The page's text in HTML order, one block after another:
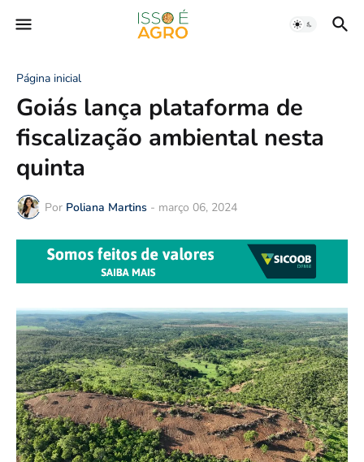
Página inicial
Goiás lança plataforma de
fiscalização ambiental nesta
quinta
Por Poliana Martins - março 06, 2024